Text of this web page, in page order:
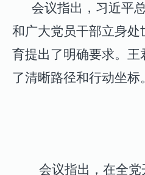
会议指出，习近平
和广大党员干部立身
育提出了明确要求。王
了清晰路径和行动坐标。
会议指出，在全党开